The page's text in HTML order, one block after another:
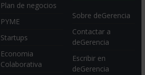
Plan de negocios
PYME
Startups
Economia
Colaborativa
Sobre deGerencia
Contactar a
deGerencia
Escribir en
deGerencia